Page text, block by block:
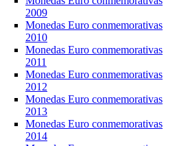
2009
Monedas Euro conmemorativas
2010
Monedas Euro conmemorativas
2011
Monedas Euro conmemorativas
2012
Monedas Euro conmemorativas
2013
Monedas Euro conmemorativas
2014